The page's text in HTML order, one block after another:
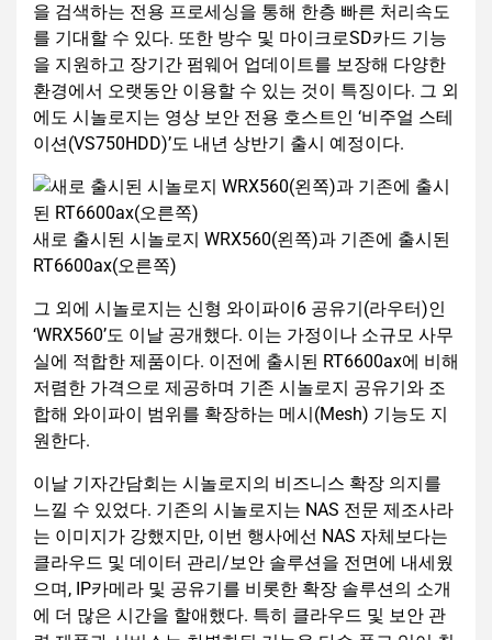
을 검색하는 전용 프로세싱을 통해 한층 빠른 처리속도
를 기대할 수 있다. 또한 방수 및 마이크로SD카드 기능
을 지원하고 장기간 펌웨어 업데이트를 보장해 다양한
환경에서 오랫동안 이용할 수 있는 것이 특징이다. 그 외
에도 시놀로지는 영상 보안 전용 호스트인 ‘비주얼 스테
이션(VS750HDD)’도 내년 상반기 출시 예정이다.
새로 출시된 시놀로지 WRX560(왼쪽)과 기존에 출시된
RT6600ax(오른쪽)
그 외에 시놀로지는 신형 와이파이6 공유기(라우터)인
‘WRX560’도 이날 공개했다. 이는 가정이나 소규모 사무
실에 적합한 제품이다. 이전에 출시된 RT6600ax에 비해
저렴한 가격으로 제공하며 기존 시놀로지 공유기와 조
합해 와이파이 범위를 확장하는 메시(Mesh) 기능도 지
원한다.
이날 기자간담회는 시놀로지의 비즈니스 확장 의지를
느낄 수 있었다. 기존의 시놀로지는 NAS 전문 제조사라
는 이미지가 강했지만, 이번 행사에선 NAS 자체보다는
클라우드 및 데이터 관리/보안 솔루션을 전면에 내세웠
으며, IP카메라 및 공유기를 비롯한 확장 솔루션의 소개
에 더 많은 시간을 할애했다. 특히 클라우드 및 보안 관